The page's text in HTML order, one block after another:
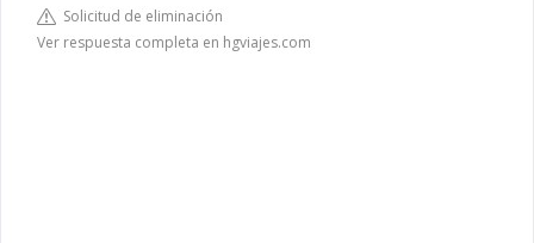
Solicitud de eliminación
Ver respuesta completa en hgviajes.com